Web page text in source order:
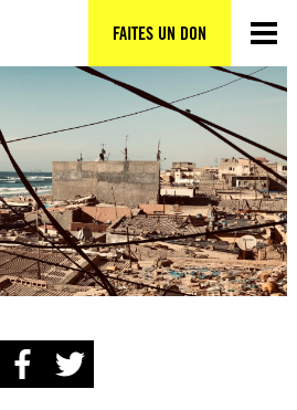
FAITES UN DON